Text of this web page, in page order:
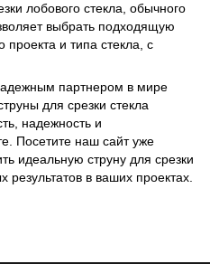
лобового стекла, обычного
выбрать подходящую
проекта и типа стекла, с
партнером в мире
для срезки стекла
надежность и
Посетите наш сайт уже
идеальную струну для срезки
результатов в ваших проектах.